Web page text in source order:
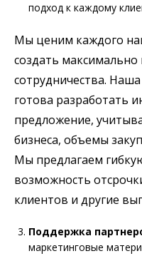
подход к каждому
Мы ценим каждого
создать
сотрудничества.
готова разработать
предложение,
бизнеса, объемы
Мы предлагаем
возможность
клиентов и другие
Поддержка
маркетинговые